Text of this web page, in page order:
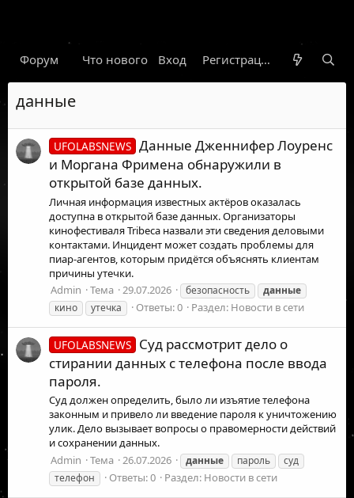
Форум Что нового Гарант Новости
Вход Регистрация
данные
UFOLABSNEWS Данные Дженнифер Лоуренс
и Моргана Фримена обнаружили в
открытой базе данных.
Личная информация известных актёров оказалась
доступна в открытой базе данных. Организаторы
кинофестиваля Tribeca назвали эти сведения деловыми
контактами. Инцидент может создать проблемы для
пиар-агентов, которым придётся объяснять клиентам
причины утечки.
Admin
Тема 29.07.2026 безопасность
данные
кино
утечка Ответы: 0 Раздел: Новости в сети
UFOLABSNEWS Суд рассмотрит дело о
стирании данных с телефона после ввода
пароля.
Суд должен определить, было ли изъятие телефона
законным и привело ли введение пароля к уничтожению
улик. Дело вызывает вопросы о правомерности действий
и сохранении данных.
Admin
Тема 26.07.2026 данные пароль
суд
телефон
Ответы: 0 Раздел: Новости в сети